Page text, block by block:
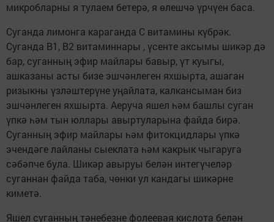
микробларны я тулаем бетерә, я өлешчә үрчүен баса.
Суганда лимонга караганда С витамины күбрәк.
Суганда В1, В2 витаминнары , үсенте аксымы шикәр дә
бар, суганның эфир майлары бавыр, үт куыгы,
ашказаны асты бизе эшчәнлеген яхшырта, ашаган
ризыкны үзләштерүне уңайлата, калкансыман биз
эшчәнлеген яхшырта. Аеруча яшел һәм башлы суган
үпкә һәм тын юллары авыртуларына файда бирә.
Суганның эфир майлары һәм фитокцидлары үпкә
эчендәге лайланы сыеклата һәм какрык чыгаруга
сәбәпче була. Шикәр авыруы белән интегүчеләр
суганнан файда таба, чөнки ул кандагы шикәрне
киметә.
Яшел суганның тәнебезне фолеевая кислота белән